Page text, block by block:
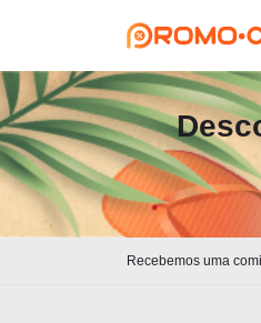
Recebemos uma